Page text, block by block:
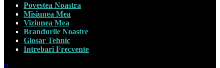
Povestea Noastra
Misiunea Mea
Viziunea Mea
Brandurile Noastre
Glosar Tehnic
Intrebari Frecvente